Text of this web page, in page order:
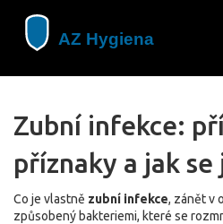
Zubní infekce:
příznaky a jak
Co je vlastně zubní infekce, zánět v
způsobený bakteriemi, které se